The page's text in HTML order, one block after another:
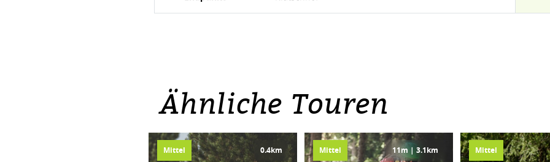
Ähnliche Touren
Mittel 0.4km Mittel 11m | 3.1km Mittel